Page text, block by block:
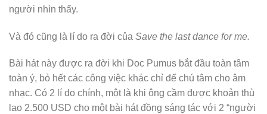
người nhìn thấy.
Và đó cũng là lí do ra đời của Save the last dance for me.
Bài hát này được ra đời khi Doc Pumus bắt đầu toàn tâm
toàn ý, bỏ hết các công việc khác chỉ để chú tâm cho âm
nhạc. Có 2 lí do chính, một là khi ông cầm được khoản thù
lao 2.500 USD cho một bài hát đồng sáng tác với 2 “người